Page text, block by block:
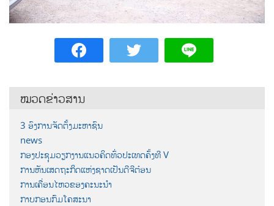
ໝວດຂ່າວສານ
3 ອົງການຈັດຕັ້ງມະຫາຊົນ
news
ກອງປະຊຸມວຽກງານແນວຄິດທົ່ວປະເທດຄັ້ງທີ V
ການຫັນເສດຖະກິດແຫ່ງຊາດເປັນດີຈີຕ໋ອນ
ການເຄື່ອນໄຫວຂອງຄະນະນຳ
ກາບກອນກົມໂຄສະນາ